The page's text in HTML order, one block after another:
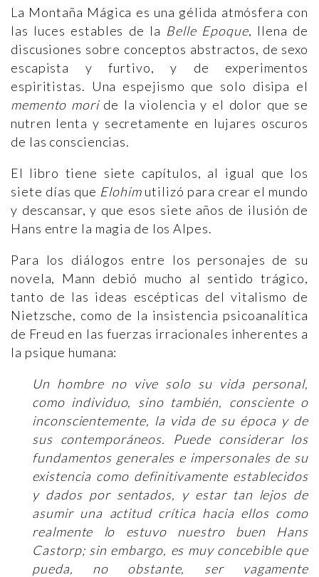
La Montaña Mágica es una gélida atmósfera con
las luces estables de la Belle Epoque, llena de
discusiones sobre conceptos abstractos, de sexo
escapista y furtivo, y de experimentos
espiritistas. Una espejismo que solo disipa el
memento moride la violencia y el dolor que se
nutren lenta y secretamente en lujares oscuros
de las consciencias.
El libro tiene siete capítulos, al igual que los
siete días que Elohimutilizó para crear el mundo
y descansar, y que esos siete años de ilusión de
Hans entre la magia de los Alpes.
Para los diálogos entre los personajes de su
novela, Mann debió mucho al sentido trágico,
tanto de las ideas escépticas del vitalismo de
Nietzsche, como de la insistencia psicoanalítica
de Freud en las fuerzas irracionales inherentes a
la psique humana:
Un hombre no vive solo su vida personal,
como individuo, sino también, consciente o
inconscientemente, la vida de su época y de
sus contemporáneos. Puede considerar los
fundamentos generales e impersonales de su
existencia como definitivamente establecidos
y dados por sentados, y estar tan lejos de
asumir una actitud crítica hacia ellos como
realmente lo estuvo nuestro buen Hans
Castorp; sin embargo, es muy concebible que
pueda, no obstante, ser vagamente